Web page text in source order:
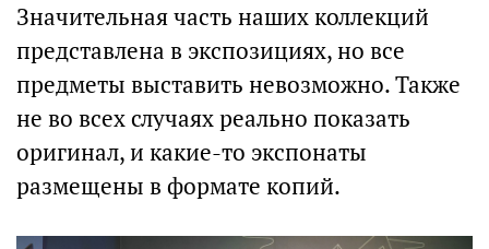
Значительная часть наших коллекций
представлена в экспозициях, но все
предметы выставить невозможно. Также
не во всех случаях реально показать
оригинал, и какие-то экспонаты
размещены в формате копий.